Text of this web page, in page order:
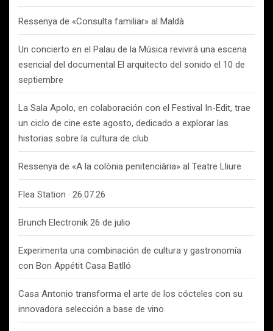
Ressenya de «Consulta familiar» al Maldà
Un concierto en el Palau de la Música revivirá una escena
esencial del documental El arquitecto del sonido el 10 de
septiembre
La Sala Apolo, en colaboración con el Festival In-Edit, trae
un ciclo de cine este agosto, dedicado a explorar las
historias sobre la cultura de club
Ressenya de «A la colònia penitenciària» al Teatre Lliure
Flea Station · 26.07.26
Brunch Electronik 26 de julio
Experimenta una combinación de cultura y gastronomía
con Bon Appétit Casa Batlló
Casa Antonio transforma el arte de los cócteles con su
innovadora selección a base de vino